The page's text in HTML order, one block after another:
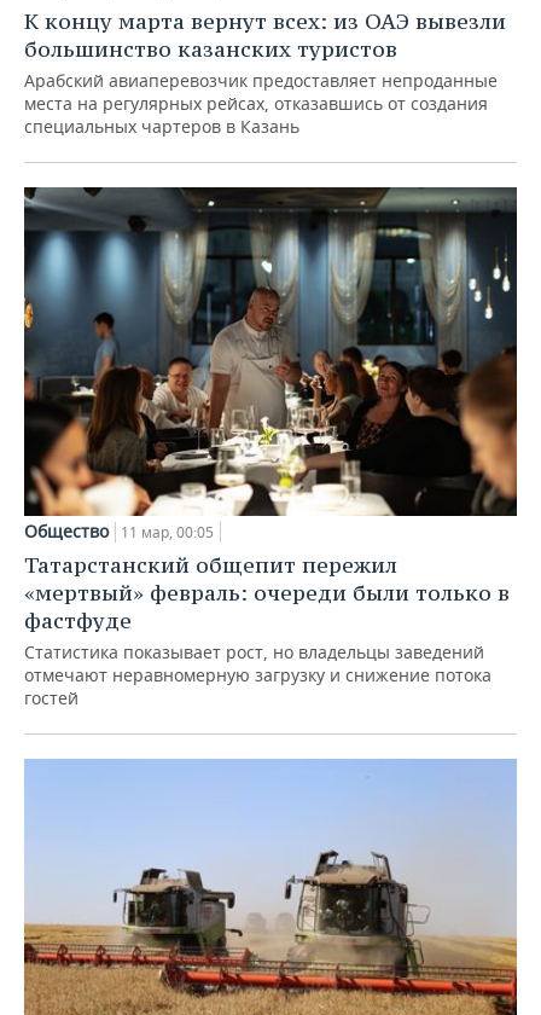
К концу марта вернут всех: из ОАЭ вывезли
большинство казанских туристов
Арабский авиаперевозчик предоставляет непроданные
места на регулярных рейсах, отказавшись от создания
специальных чартеров в Казань
Общество 11 мар, 00:05
Татарстанский общепит пережил
«мертвый» февраль: очереди были только в
фастфуде
Статистика показывает рост, но владельцы заведений
отмечают неравномерную загрузку и снижение потока
гостей